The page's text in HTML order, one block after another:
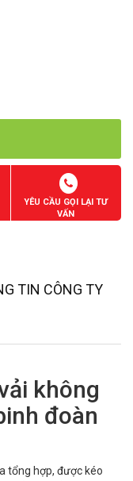
YÊU CẦU GỌI LẠI TƯ
VẤN
TIN CÔNG TY
không
đoàn
tổng hợp, được kéo